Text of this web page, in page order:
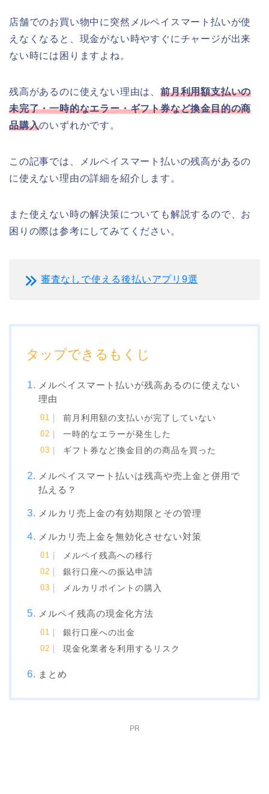
店舗でのお買い物中に突然メルペイスマート払いが使
えなくなると、現金がない時やすぐにチャージが出来
ない時には困りますよね。
残高があるのに使えない理由は、 前月利用額支払いの
未完了・一時的なエラー・ギフト券など換金目的の商
品購入のいずれかです。
この記事では、メルペイスマート払いの残高があるの
に使えない理由の詳細を紹介します。
また使えない時の解決策についても解説するので、お
困りの際は参考にしてみてください。
審査なしで使える後払いアプリ9選
タップできるもくじ
メルペイスマート払いが残高あるのに使えない
理由
前月利用額の支払いが完了していない
一時的なエラーが発生した
ギフト券など換金目的の商品を買った
メルペイスマート払いは残高や売上金と併用で
払える？
メルカリ売上金の有効期限とその管理
メルカリ売上金を無効化させない対策
メルペイ残高への移行
銀行口座への振込申請
メルカリポイントの購入
メルペイ残高の現金化方法
銀行口座への出金
現金化業者を利用するリスク
まとめ
PR